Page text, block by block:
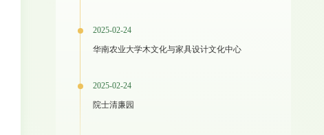
2025-02-24
华南农业大学木文化与家具设计文化中心
2025-02-24
院士清廉园